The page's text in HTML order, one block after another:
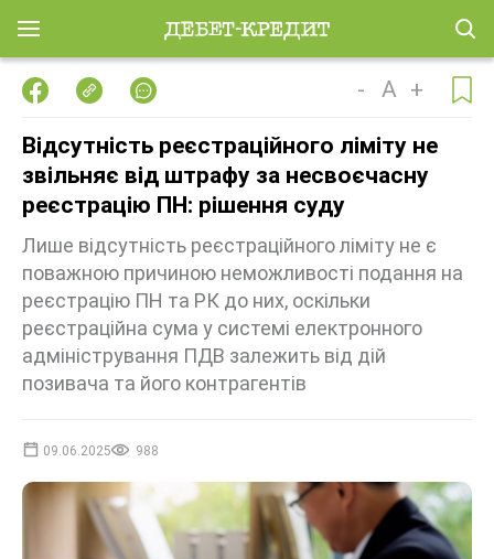
- A +
Відсутність реєстраційного ліміту не
звільняє від штрафу за несвоєчасну
реєстрацію ПН: рішення суду
Лише відсутність реєстраційного ліміту не є
поважною причиною неможливості подання на
реєстрацію ПН та РК до них, оскільки
реєстраційна сума у системі електронного
адміністрування ПДВ залежить від дій
позивача та його контрагентів
09.06.2025 988